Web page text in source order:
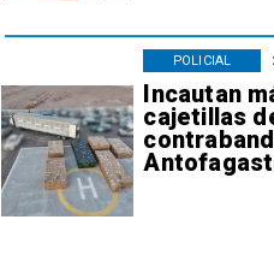
Incautan
cajetillas
POLICIAL